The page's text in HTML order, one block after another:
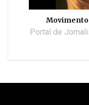
Portal de